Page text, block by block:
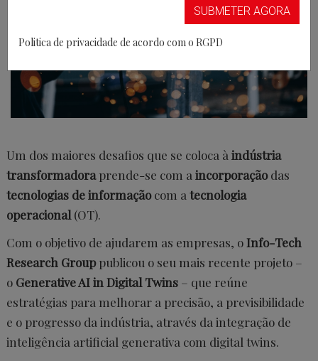
Um dos maiores desafios que se coloca à indústria
transformadoraprende-se com a incorporaçãodas
tecnologias de informaçãocom a tecnologia
operacional (OT).
Com o objetivo de ajudarem as empresas, oInfo-Tech
Research Grouppublicou o seu mais recente projeto –
o Generative AI in Digital Twins – que reúne
estratégias para melhorar a precisão, a previsibilidade
e o progresso da indústria, através da integração de
inteligência artificial generativa com digital twins.
SUBMETER AGORA
Politica de privacidade de acordo com o RGPD